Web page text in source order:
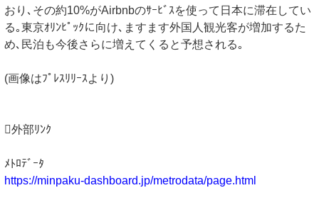
おり､その約10%がAirbnbのｻｰﾋﾞｽを使って日本に滞在してい
る｡東京ｵﾘﾝﾋﾟｯｸに向け､ますます外国人観光客が増加するた
め､民泊も今後さらに増えてくると予想される｡
(画像はﾌﾟﾚｽﾘﾘｰｽより)
外部ﾘﾝｸ
ﾒﾄﾛﾃﾞｰﾀ
https://minpaku-dashboard.jp/metrodata/page.html